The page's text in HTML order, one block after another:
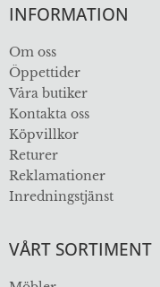
INFORMATION
Om oss
Öppettider
Våra butiker
Kontakta oss
Köpvillkor
Returer
Reklamationer
Inredningstjänst
VÅRT SORTIMENT